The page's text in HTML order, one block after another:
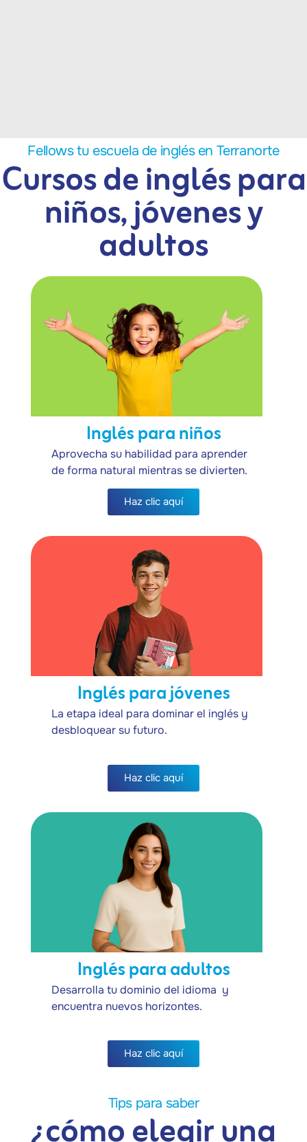
Fellows tu escuela de inglés en Terranorte
Cursos de inglés para
niños, jóvenes y
adultos
Inglés para niños
Aprovecha su habilidad para aprender
de forma natural mientras se divierten.
Haz clic aquí
Inglés para jóvenes
La etapa ideal para dominar el inglés y
desbloquear su futuro.
Haz clic aquí
Inglés para adultos
Desarrolla tu dominio del idioma y
encuentra nuevos horizontes.
Haz clic aquí
Tips para saber